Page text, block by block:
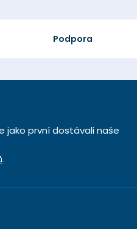
Podpora
jako první dostávali naše
.